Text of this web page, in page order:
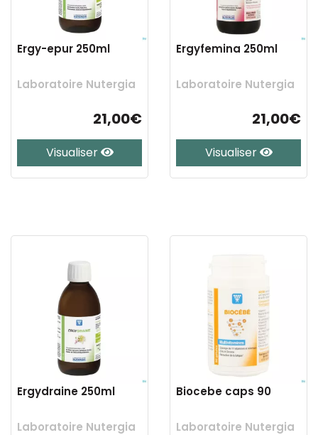
Ergy-epur 250ml
Laboratoire Nutergia
21,00€
Visualiser
Ergyfemina 250ml
Laboratoire Nutergia
21,00€
Visualiser
Ergydraine 250ml
Laboratoire Nutergia
Biocebe caps 90
Laboratoire Nutergia